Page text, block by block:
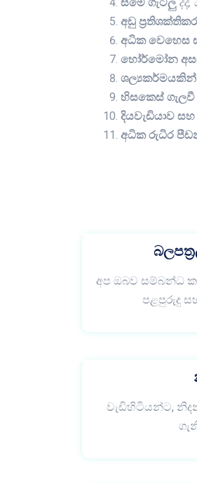
අඩු
අධික වෙහෙස
හෝර්මෝන
ශල්‍යකර්මයකින්
හිසකෙස් ගැලවී
දියවැඩියාව
අධික රුධිර
අප ඔබව සම්බන්ධ
පළපුරුදු
වැඩිහිටියන්ට,